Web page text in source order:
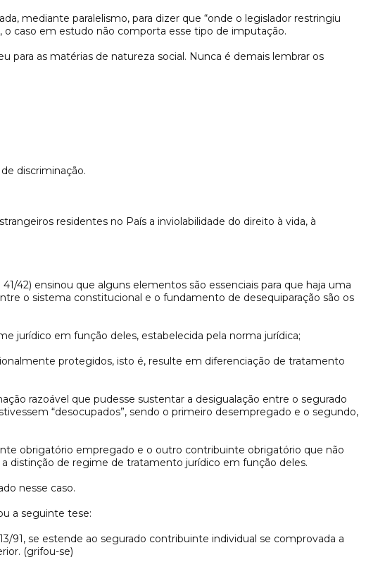
mediante paralelismo, para dizer que “onde o legislador restringiu
o caso em estudo não comporta esse tipo de imputação.
para as matérias de natureza social. Nunca é demais lembrar os
discriminação.
residentes no País a inviolabilidade do direito à vida, à
42) ensinou que alguns elementos são essenciais para que haja uma
o sistema constitucional e o fundamento de desequiparação são os
jurídico em função deles, estabelecida pela norma jurídica;
protegidos, isto é, resulte em diferenciação de tratamento
razoável que pudesse sustentar a desigualação entre o segurado
“desocupados”, sendo o primeiro desempregado e o segundo,
obrigatório empregado e o outro contribuinte obrigatório que não
distinção de regime de tratamento jurídico em função deles.
nesse caso.
a seguinte tese:
91, se estende ao segurado contribuinte individual se comprovada a
(grifou-se)